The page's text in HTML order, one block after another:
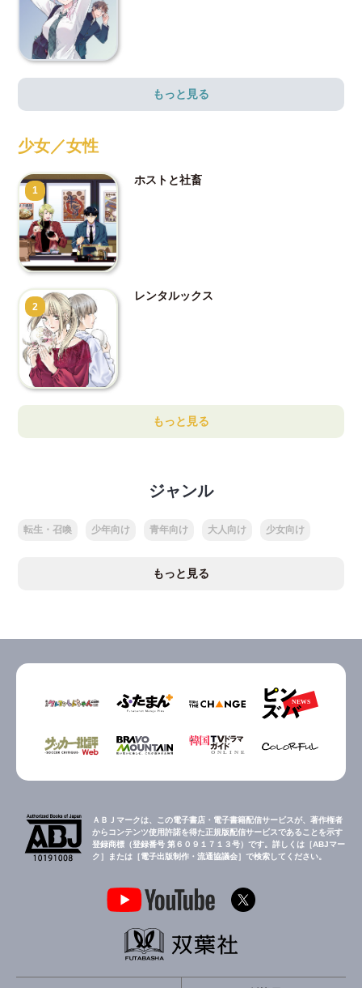
もっと見る
少女／女性
1
ホストと社畜
2
レンタルックス
もっと見る
ジャンル
転生・召喚 少年向け 青年向け 大人向け 少女向け
もっと見る
ＡＢＪマークは、この電子書店・電子書籍配信サービスが、著作権者
からコンテンツ使用許諾を得た正規版配信サービスであることを示す
登録商標（登録番号 第６０９１７１３号）です。詳しくは［ABJマー
ク］または［電子出版制作・流通協議会］で検索してください。